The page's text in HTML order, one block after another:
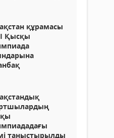
құрамасы
Қысқы
таныстырылды